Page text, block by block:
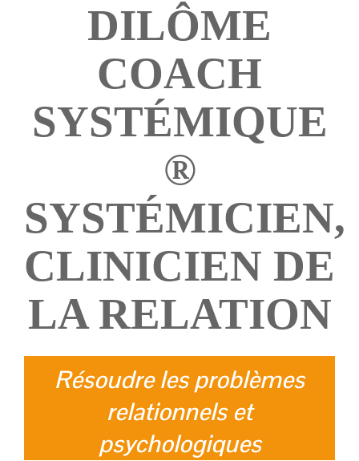
DILÔME
COACH
SYSTÉMIQUE
®
SYSTÉMICIEN,
CLINICIEN DE
LA RELATION
Résoudre les problèmes
relationnels et
psychologiques